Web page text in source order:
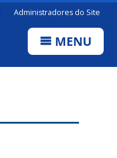
Administradores do Site
MENU